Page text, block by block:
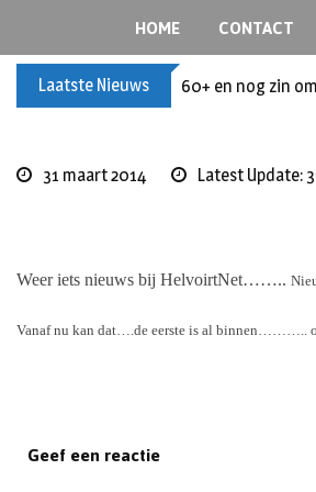
content
HOME CONTACT
Laatste Nieuws 60+ en nog zin
31 maart 2014 Latest Update:
Weer iets nieuws bij HelvoirtNet……..
Vanaf nu kan dat….de eerste is al binnen………..
Geef een reactie